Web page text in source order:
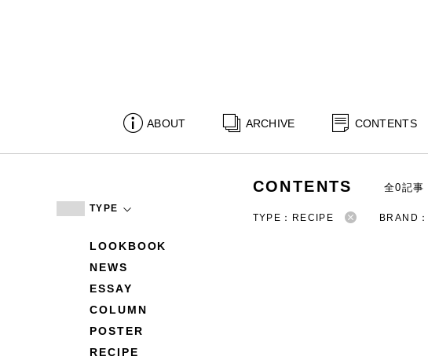
ABOUT ARCHIVE CONTENTS
TYPE
LOOKBOOK
NEWS
ESSAY
COLUMN
POSTER
RECIPE
CONTENTS 全0記事
TYPE：RECIPE BRAND